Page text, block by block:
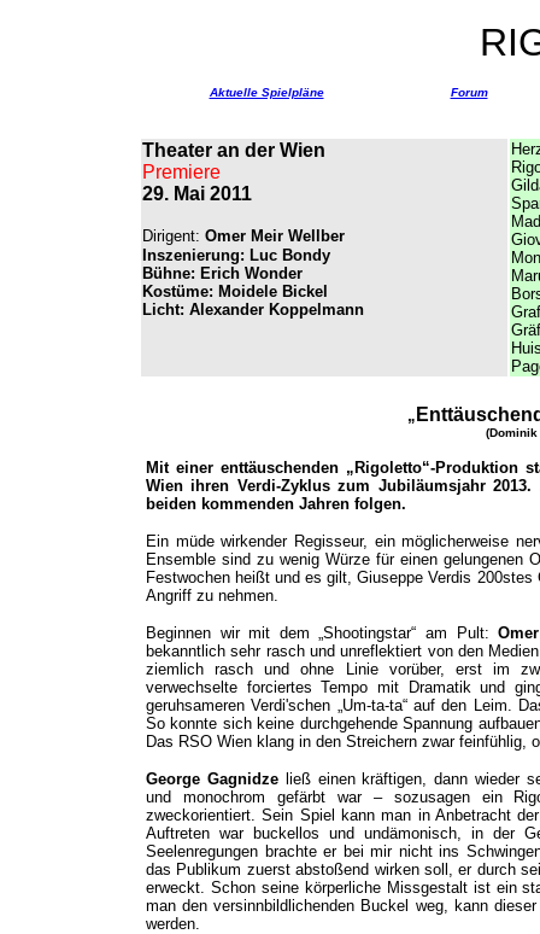
Aktuelle Spielpläne Forum
Theater an der Wien
Premiere
29. Mai 2011
Dirigent: Omer Meir Wellber
Inszenierung: Luc Bondy
Bühne: Erich Wonder
Kostüme: Moidele Bickel
Licht: Alexander Koppelmann
„
(Dominik
Mit einer enttäuschenden „Rigoletto“-Produktion
Wien ihren Verdi-Zyklus zum Jubiläumsjahr
beiden kommenden Jahren folgen.
Ein müde wirkender Regisseur, ein möglicherweise
Ensemble sind zu wenig Würze für einen gelungenen
Festwochen heißt und es gilt, Giuseppe Verdis
Angriff zu nehmen.
Beginnen wir mit dem „Shootingstar“ am Pult:
bekanntlich sehr rasch und unreflektiert von den
ziemlich rasch und ohne Linie vorüber, erst im
verwechselte forciertes Tempo mit Dramatik und
geruhsameren Verdi'schen „Um-ta-ta“ auf den Leim.
So konnte sich keine durchgehende Spannung
Das RSO Wien klang in den Streichern zwar feinfühlig,
George Gagnidzeließ einen kräftigen, dann wieder
und monochrom gefärbt war – sozusagen ein
zweckorientiert. Sein Spiel kann man in Anbetracht
Auftreten war buckellos und undämonisch, in der
Seelenregungen brachte er bei mir nicht ins
das Publikum zuerst abstoßend wirken soll, er durch
erweckt. Schon seine körperliche Missgestalt ist ein
man den versinnbildlichenden Buckel weg, kann
werden.